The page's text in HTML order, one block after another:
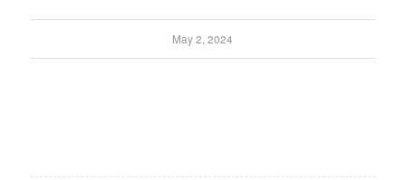
May 2, 2024